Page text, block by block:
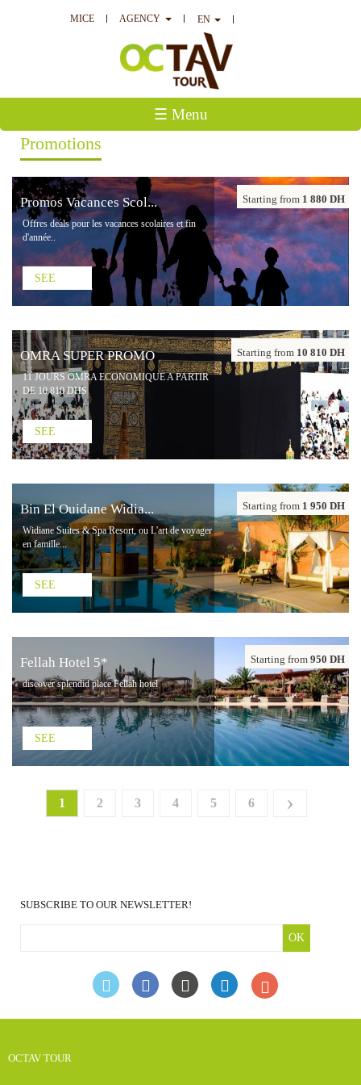
MICE AGENCY EN
☰ Menu
Promotions
Promos Vacances Scol...
Offres deals pour les vacances scolaires et fin
d'année..
Starting from 1 880 DH
SEE
OMRA SUPER PROMO
11 JOURS OMRA ECONOMIQUE A PARTIR
DE 10 810 DHS
Starting from 10 810 DH
SEE
Bin El Ouidane Widia...
Widiane Suites & Spa Resort, ou L'art de voyager
en famille...
Starting from 1 950 DH
SEE
Fellah Hotel 5*
discover splendid place Fellah hotel
Starting from 950 DH
SEE
1 2 3 4 5 6 ›
SUBSCRIBE TO OUR NEWSLETTER!
OK
OCTAV TOUR